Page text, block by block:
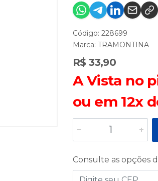
Código: 228699
Marca: TRAMONTINA
R$ 33,90
A Vista no
ou em 12x
Consulte as opções